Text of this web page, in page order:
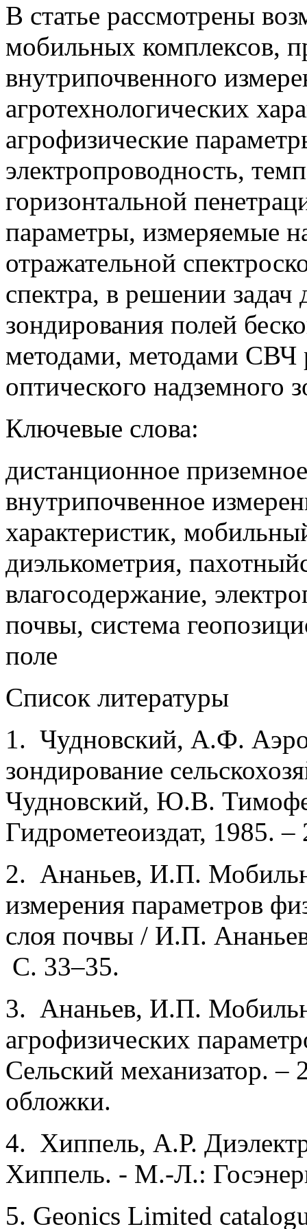
В статье рассмотрены
мобильных комплексов,
внутрипочвенного
агротехнологических
агрофизические
электропроводность,
горизонтальной
параметры, измеряемые
отражательной
спектра, в решении
зондирования полей
методами, методами СВЧ
оптического надземного
Ключевые слова:
дистанционное
внутрипочвенное
характеристик,
диэлькометрия,
влагосодержание,
почвы, система
поле
Список литературы
1. Чудновский, А.Ф.
зондирование
Чудновский, Ю.В.
Гидрометеоиздат, 1985. –
2. Ананьев, И.П.
измерения параметров
слоя почвы / И.П.
С. 33–35.
3. Ананьев, И.П.
агрофизических
Сельский механизатор.
обложки.
4. Хиппель, А.Р.
Хиппель. - М.-Л.:
5. Geonics Limited